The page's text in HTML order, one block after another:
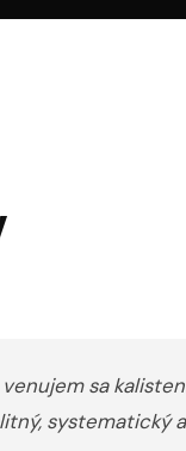
sa
systematický